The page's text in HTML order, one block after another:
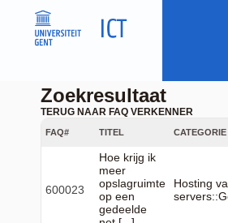
Zoekresultaat
TERUG NAAR FAQ VERKENNER
FAQ# TITEL CATEGORIE
600023
Hoe krijg ik
meer
opslagruimte
op een
gedeelde
Hosting